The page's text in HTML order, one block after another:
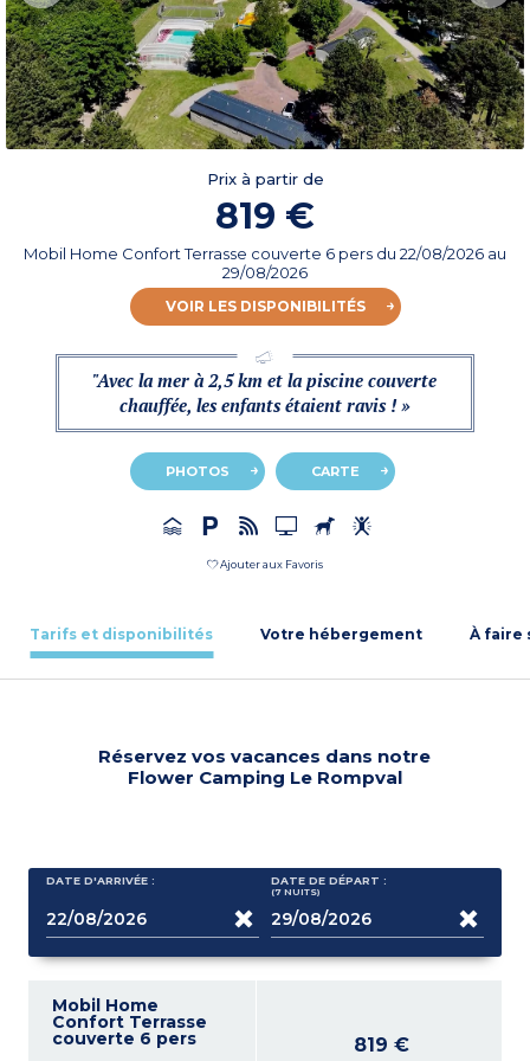
Prix à partir de
819 €
Mobil Home Confort Terrasse couverte 6 pers du 22/08/2026 au
29/08/2026
VOIR LES DISPONIBILITÉS
"Avec la mer à 2,5 km et la piscine couverte
chauffée, les enfants étaient ravis ! »
PHOTOS CARTE
Ajouter aux Favoris
Tarifs et disponibilités Votre hébergement À faire
Réservez vos vacances dans notre
Flower Camping Le Rompval
DATE D'ARRIVÉE : DATE DE DÉPART :
(7 NUITS)
Mobil Home
Confort Terrasse
couverte 6 pers 819 €